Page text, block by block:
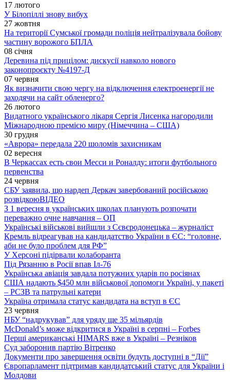
17 лютого
У Білопіллі знову вибух
27 жовтня
На території Сумської громади поліція нейтралізувала бойову
частину ворожого БПЛА
08 січня
Деревина під прицілом: дискусії навколо нового
законопроєкту №4197-Д
07 червня
Як визначити свою чергу на відключення електроенергії не
заходячи на сайт обленерго?
26 лютого
Видатного українського лікаря Сергія Лисенка нагородили
Міжнародною премією миру (Німеччина – США)
30 грудня
«Аврора» передала 220 шоломів захисникам
02 вересня
В Черкассах есть свои Месси и Роналду: итоги футбольного
первенства
24 червня
СБУ заявила, що нардеп Деркач завербований російською
розвідкоюВІДЕО
З 1 вересня в українських школах планують розпочати
переважно очне навчання – ОП
Українські військові вийшли з Сєвєродонецька – журналіст
Кремль відреагував на кандидатство України в ЄС: “головне,
аби не було проблем для РФ”
У Херсоні підірвали колаборанта
Під Рязанню в Росії впав Іл-76
Українська авіація завдала потужних ударів по росіянах
США надають $450 млн військової допомоги Україні, у пакеті
– РСЗВ та патрульні катери
Україна отримала статус кандидата на вступ в ЄС
23 червня
НБУ “надрукував” для уряду ще 35 мільярдів
McDonald’s може відкритися в Україні в серпні – Forbes
Перші американські HIMARS вже в Україні – Резніков
Суд заборонив партію Вітренко
Документи про завершення освіти будуть доступні в “Дії”
Європарламент підтримав кандидатський статус для України і
Молдови